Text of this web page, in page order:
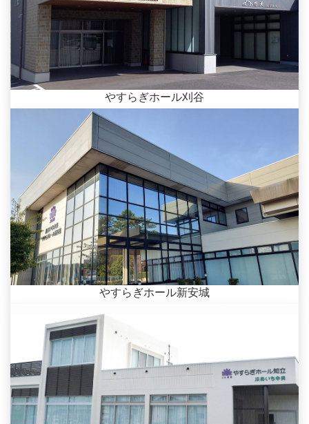
やすらぎホール刈谷
やすらぎホール新安城